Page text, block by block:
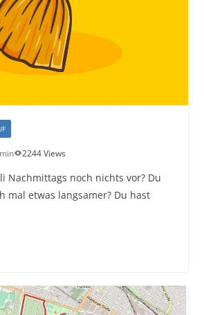
2244 Views
Nachmittags noch nichts vor? Du
mal etwas langsamer? Du hast